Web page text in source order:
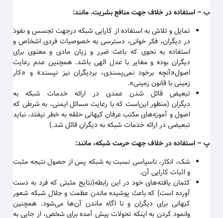
– استفاده در خلاف جهت منافع بشریت. مانند:
تمایل و تلاش به استفاده از کارایی شبکه درجهت تجسس و نفوذ
در دیگران، فکر خوانی، دسترسی به خصوصیات فردی اشخاص و
استفاده به نحوی که باعث ضرر و زیان مادی و معنوی برای
دیگران بوده و مغایر با عدل الهی باشد. همچنین عدم رعایت
اصول«آنچه برخود نمی‌پسندی، بردیگران نیز نپسند» و «کار
زمینی با قانون زمینی».
تبعیض قائل شدن عمدی در ارائه خدمات شبکه به
دیگران(منظور این‌است که با رعایت مسائل ایمنی، به شرطی که
اصول و آموزه‌های مکتب عرفان کیهانی حلقه به خطر نیفتد، نباید
تبعیضی در ارائه خدمات شبکه به دیگران قائل شد.)
– استفاده در خلاف جهت حرمت شبکه، مانند:
شک، انکار، ناسپاسی نسبت به شبکه پس از حصول نتیجه مثبت
و اثبات کارایی آن.
کتمان یافته‌های خود در این رابطه(نتایج مثبتی که فرد به دست
آورده است) که باعث پوشیده ماندن عظمت و جلال شبکه شعور
کیهانی برای دیگران و نا اگاه ماندن آن‌ها می‌شود. همچنین
وانمود کردن به اینکه تحولات پیش آمده برای شخص، از جایی به